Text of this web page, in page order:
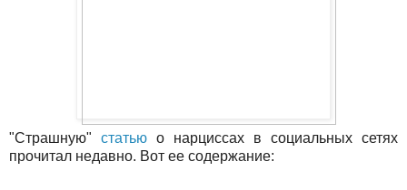
"Страшную" статью о нарциссах в социальных сетях
прочитал недавно. Вот ее содержание: